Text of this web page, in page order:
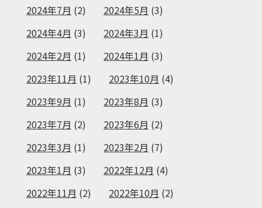
2024年7月 (2) 2024年5月 (3)
2024年4月 (3) 2024年3月 (1)
2024年2月 (1) 2024年1月 (3)
2023年11月 (1) 2023年10月 (4)
2023年9月 (1) 2023年8月 (3)
2023年7月 (2) 2023年6月 (2)
2023年3月 (1) 2023年2月 (7)
2023年1月 (3) 2022年12月 (4)
2022年11月 (2) 2022年10月 (2)